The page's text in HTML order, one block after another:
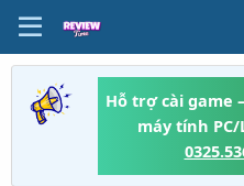
Hỗ trợ cài game
máy tính PC/